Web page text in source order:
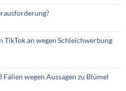
TikTok an wegen Schleichwerbung
wegen Aussagen zu Blümel